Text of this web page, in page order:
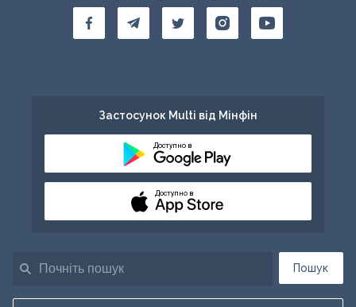
Пошук
Застосунок Multi від Мінфін
Доступно в
Доступно в